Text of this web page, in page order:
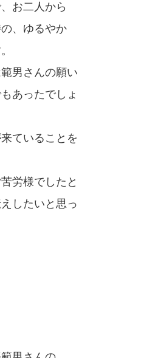
お二人から
、ゆるやか
男さんの願い
あったでしょ
ていることを
労様でしたと
したいと思っ